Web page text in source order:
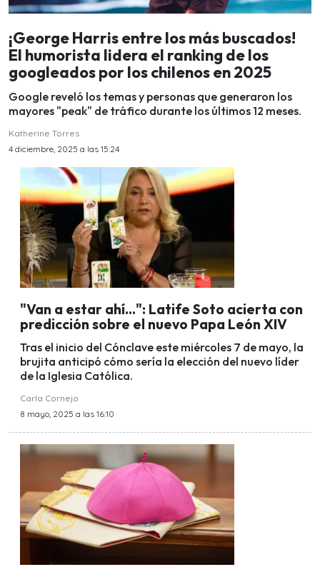
¡George Harris entre los más buscados!
El humorista lidera el ranking de los
googleados por los chilenos en 2025
Google reveló los temas y personas que generaron los
mayores "peak" de tráfico durante los últimos 12 meses.
Katherine Torres
4 diciembre, 2025 a las 15:24
"Van a estar ahí...": Latife Soto acierta con
predicción sobre el nuevo Papa León XIV
Tras el inicio del Cónclave este miércoles 7 de mayo, la
brujita anticipó cómo sería la elección del nuevo líder
de la Iglesia Católica.
Carla Cornejo
8 mayo, 2025 a las 16:10